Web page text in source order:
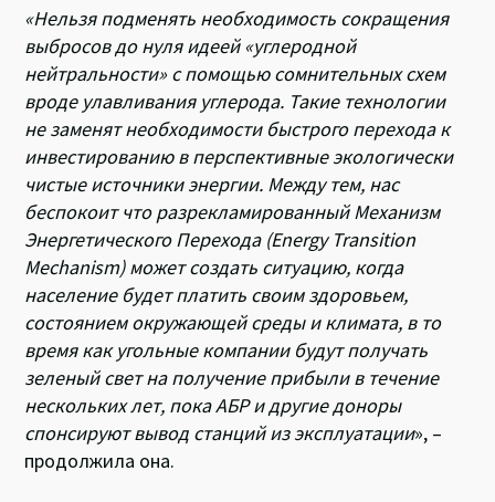
«Нельзя подменять необходимость сокращения
выбросов до нуля идеей «углеродной
нейтральности» с помощью сомнительных схем
вроде улавливания углерода. Такие технологии
не заменят необходимости быстрого перехода к
инвестированию в перспективные экологически
чистые источники энергии. Между тем, нас
беспокоит что разрекламированный Механизм
Энергетического Перехода (Energy Transition
Mechanism) может создать ситуацию, когда
население будет платить своим здоровьем,
состоянием окружающей среды и климата, в то
время как угольные компании будут получать
зеленый свет на получение прибыли в течение
нескольких лет, пока АБР и другие доноры
спонсируют вывод станций из эксплуатации», –
продолжила она.